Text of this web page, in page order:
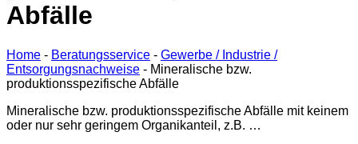
Abfälle
Home - Beratungsservice - Gewerbe / Industrie /
Entsorgungsnachweise - Mineralische bzw.
produktionsspezifische Abfälle
Mineralische bzw. produktionsspezifische Abfälle mit keinem
oder nur sehr geringem Organikanteil, z.B. …